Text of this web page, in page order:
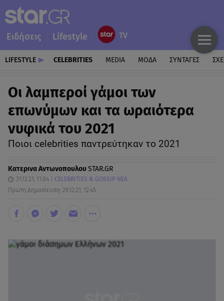
Ειδήσεις Lifestyle
LIFESTYLE CELEBRITIES MEDIA ΜΟΔΑ ΣΥΝΤΑΓΕΣ
Οι λαμπεροί γάμοι των
επωνύμων και τα ωραιότερα
νυφικά του 2021
Ποιοι celebrities παντρεύτηκαν το 2021
Κατερινα ΑντωνοπουλουSTAR.GR
31.12.21, 11:04
CELEBRITIES & GOSSIP ΝΕΑ
Πρώτη Δημοσίευση: 29.12.21, 12:45